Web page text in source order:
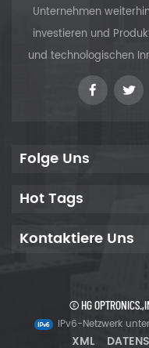
Unternehmen
investieren und
und technologischen
Folge Uns
Hot Tags
Kontaktiere Uns
© HG
IPv6-Netzwerk
XML